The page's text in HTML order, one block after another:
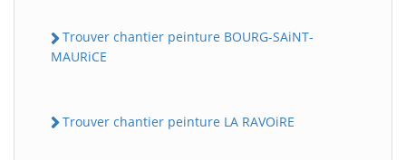
Trouver chantier peinture BOURG-SAiNT-
MAURiCE
Trouver chantier peinture LA RAVOiRE